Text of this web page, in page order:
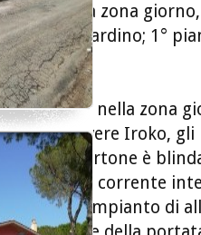
ampia zona
al giardino; 1°
sono nella zona
di rovere Iroko,
il portone è
di calore a corrente
per impianto di